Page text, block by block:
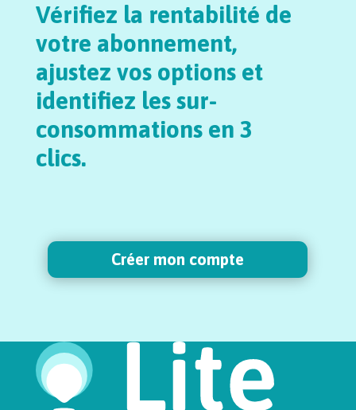
Vérifiez la rentabilité de
votre abonnement,
ajustez vos options et
identifiez les sur-
consommations en 3
clics.
Créer mon compte